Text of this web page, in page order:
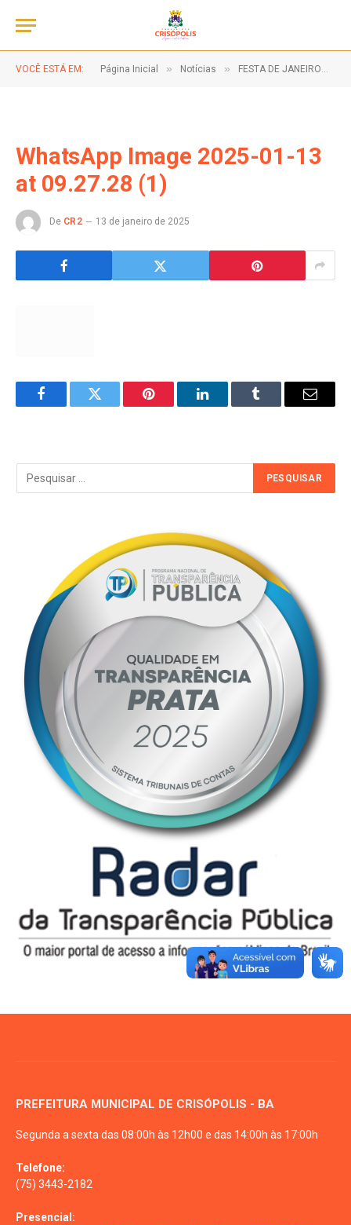
VOCÊ ESTÁ EM: Página Inicial » Notícias » FESTA DE JANEIRO
WhatsApp Image 2025-01-13
at 09.27.28 (1)
De CR2 13 de janeiro de 2025
FacebookTwitter Pinterest LinkedInTumblr Email
PREFEITURA MUNICIPAL DE CRISÓPOLIS - BA
Segunda a sexta das 08:00h às 12h00 e das 14:00h às 17:00h
Telefone:
(75) 3443-2182
Presencial: